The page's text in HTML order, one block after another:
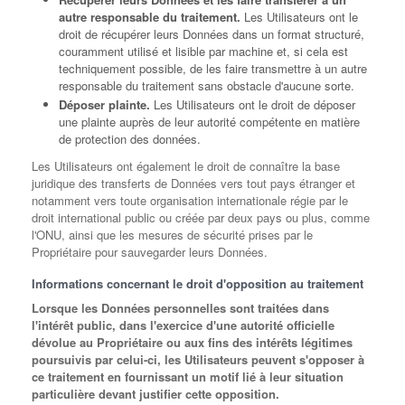
autre responsable du traitement. Les Utilisateurs ont le
droit de récupérer leurs Données dans un format structuré,
couramment utilisé et lisible par machine et, si cela est
techniquement possible, de les faire transmettre à un autre
responsable du traitement sans obstacle d'aucune sorte.
Déposer plainte. Les Utilisateurs ont le droit de déposer
une plainte auprès de leur autorité compétente en matière
de protection des données.
Les Utilisateurs ont également le droit de connaître la base
juridique des transferts de Données vers tout pays étranger et
notamment vers toute organisation internationale régie par le
droit international public ou créée par deux pays ou plus, comme
l'ONU, ainsi que les mesures de sécurité prises par le
Propriétaire pour sauvegarder leurs Données.
Informations concernant le droit d'opposition au traitement
Lorsque les Données personnelles sont traitées dans
l'intérêt public, dans l'exercice d'une autorité officielle
dévolue au Propriétaire ou aux fins des intérêts légitimes
poursuivis par celui-ci, les Utilisateurs peuvent s'opposer à
ce traitement en fournissant un motif lié à leur situation
particulière devant justifier cette opposition.